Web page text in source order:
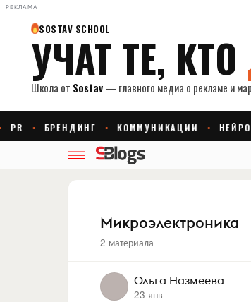
РЕКЛАМА
Микроэлектроника
2 материала
Ольга Назмеева
23 янв